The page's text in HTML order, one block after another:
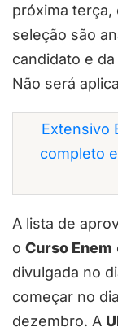
próxima terça,
seleção são
candidato e
Não será
Extensivo
completo
A lista de
o Curso Enem
divulgada no
começar no
dezembro. A